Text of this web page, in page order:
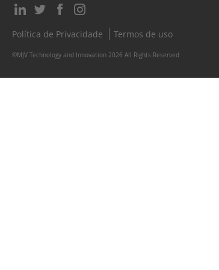
Política de Privacidade Termos de uso
©MJV Technology and Innovation 2026 All Rights Reserved